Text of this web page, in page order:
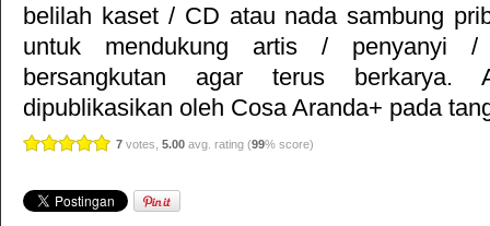
belilah kaset / CD atau nada sambung
untuk mendukung artis / penyanyi
bersangkutan agar terus berkarya.
dipublikasikan oleh Cosa Aranda+ pada
7 votes, 5.00 avg. rating (99% score)